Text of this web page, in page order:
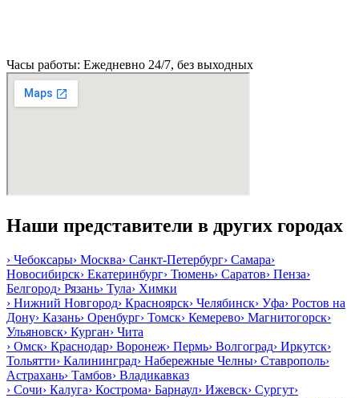
Часы работы: Ежедневно 24/7, без выходных
Наши представители в других городах
› Чебоксары› Москва› Санкт-Петербург› Самара›
Новосибирск› Екатеринбург› Тюмень› Саратов› Пенза›
Белгород› Рязань› Тула› Химки
› Нижний Новгород› Красноярск› Челябинск› Уфа› Ростов на
Дону› Казань› Оренбург› Томск› Кемерево› Магнитогорск›
Ульяновск› Курган› Чита
› Омск› Краснодар› Воронеж› Пермь› Волгоград› Иркутск›
Тольятти› Калининград› Набережные Челны› Ставрополь›
Астрахань› Тамбов› Владикавказ
› Сочи› Калуга› Кострома› Барнаул› Ижевск› Сургут›